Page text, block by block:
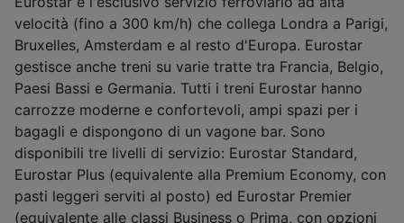
velocità (fino a 300 km/h) che collega Londra a Parigi,
Bruxelles, Amsterdam e al resto d'Europa. Eurostar
gestisce anche treni su varie tratte tra Francia, Belgio,
Paesi Bassi e Germania. Tutti i treni Eurostar hanno
carrozze moderne e confortevoli, ampi spazi per i
bagagli e dispongono di un vagone bar. Sono
disponibili tre livelli di servizio: Eurostar Standard,
Eurostar Plus (equivalente alla Premium Economy, con
pasti leggeri serviti al posto) ed Eurostar Premier
(equivalente alle classi Business o Prima, con opzioni